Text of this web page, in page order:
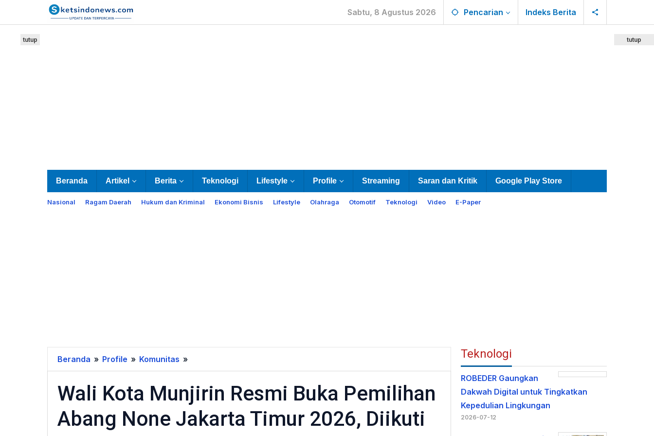
Sabtu, 8 Agustus 2026 Pencarian Indeks Berita
Beranda Artikel Berita Teknologi Lifestyle Profile Streaming Saran dan Kritik Google Play Store
Nasional Ragam Daerah Hukum dan Kriminal Ekonomi Bisnis Lifestyle Olahraga Otomotif Teknologi Video E-Paper
tutup tutup
Beranda » Profile » Komunitas »
Kota
Munjirin
Resmi
Buka
Pemilihan
Wali Kota Munjirin Resmi Buka Pemilihan
Abang None Jakarta Timur 2026, Diikuti
Teknologi
ROBEDER Gaungkan
Dakwah Digital untuk Tingkatkan
Kepedulian Lingkungan
2026-07-12